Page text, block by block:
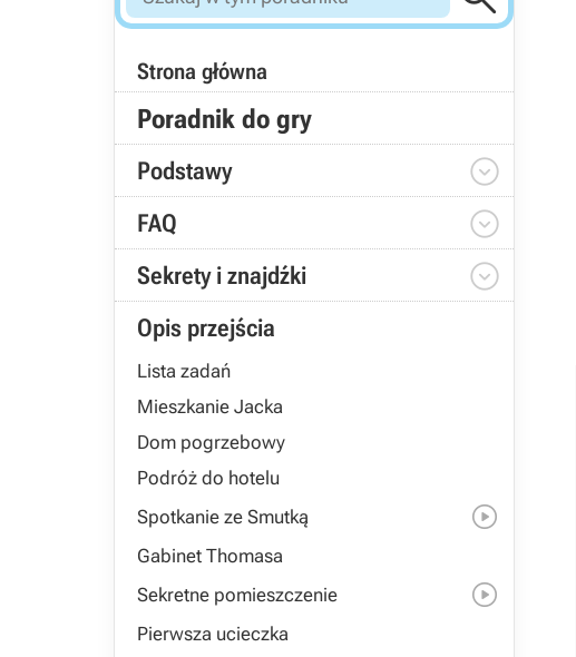
Strona główna
Poradnik do gry
Podstawy 
FAQ 
Sekrety i znajdźki 
Opis przejścia
Lista zadań
Mieszkanie Jacka
Dom pogrzebowy
Podróż do hotelu
Spotkanie ze Smutką

Gabinet Thomasa
Sekretne pomieszczenie

Pierwsza ucieczka